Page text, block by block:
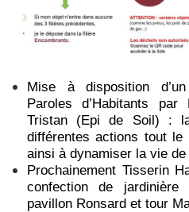
Mise à disposition
Paroles d’Habitants
Tristan (Epi de Soil) :
différentes actions tout le
ainsi à dynamiser la vie de
Prochainement Tisserin
confection de
pavillon Ronsard et tour